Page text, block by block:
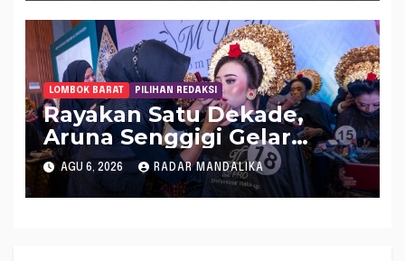
LOMBOK BARAT PILIHAN REDAKSI
Rayakan Satu Dekade,
Aruna Senggigi Gelar
Aruna Makeup Artist
Competition 2026
AGU 6, 2026 RADAR MANDALIKA